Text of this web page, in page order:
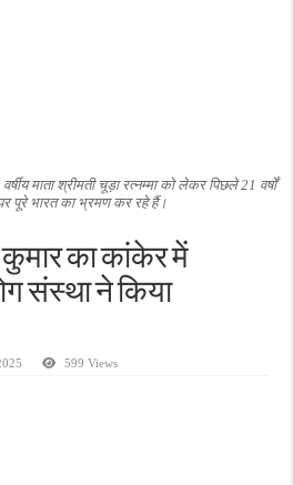
अस्पताल में तोड़फोड़ और स्टेट हाईवे जाम
स्वच्छता अभियान, भारी मात्रा में कचरा हटाया
संरक्षण का संदेश, कांकेर में जागरूकता कार्यक्रम
माता श्रीमती चूड़ा रत्नम्मा को लेकर पिछले 21 वर्षों
पूरे भारत का भ्रमण कर रहे हैं।
का कांकेर में
संस्था ने किया
599 Views